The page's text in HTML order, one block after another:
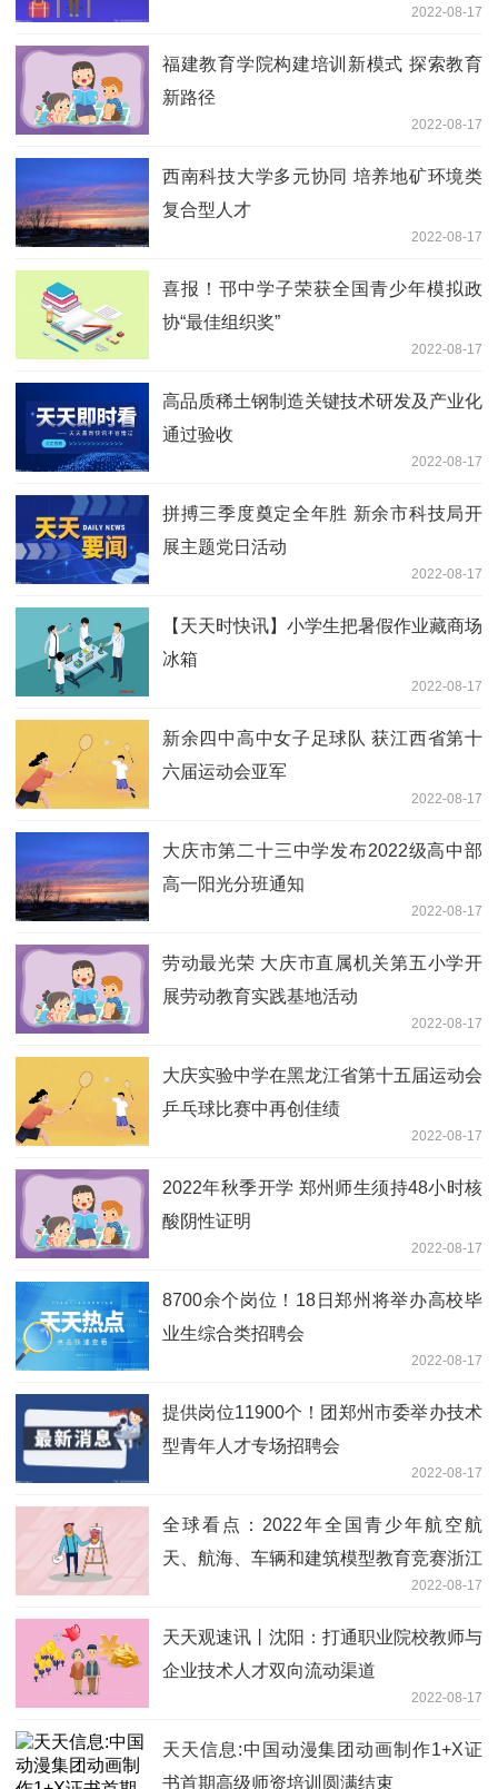
2022-08-17
福建教育学院构建培训新模式 探索教育
新路径
2022-08-17
西南科技大学多元协同 培养地矿环境类
复合型人才
2022-08-17
喜报！邗中学子荣获全国青少年模拟政
协“最佳组织奖”
2022-08-17
高品质稀土钢制造关键技术研发及产业化
通过验收
2022-08-17
拼搏三季度奠定全年胜 新余市科技局开
展主题党日活动
2022-08-17
【天天时快讯】小学生把暑假作业藏商场
冰箱
2022-08-17
新余四中高中女子足球队 获江西省第十
六届运动会亚军
2022-08-17
大庆市第二十三中学发布2022级高中部
高一阳光分班通知
2022-08-17
劳动最光荣 大庆市直属机关第五小学开
展劳动教育实践基地活动
2022-08-17
大庆实验中学在黑龙江省第十五届运动会
乒乓球比赛中再创佳绩
2022-08-17
2022年秋季开学 郑州师生须持48小时核
酸阴性证明
2022-08-17
8700余个岗位！18日郑州将举办高校毕
业生综合类招聘会
2022-08-17
提供岗位11900个！团郑州市委举办技术
型青年人才专场招聘会
2022-08-17
全球看点：2022年全国青少年航空航
天、航海、车辆和建筑模型教育竞赛浙江
2022-08-17
天天观速讯丨沈阳：打通职业院校教师与
企业技术人才双向流动渠道
2022-08-17
天天信息:中国动漫集团动画制作1+X证
书首期高级师资培训圆满结束